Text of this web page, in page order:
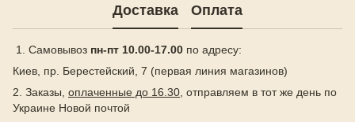
Доставка Оплата
1. Самовывоз пн-пт 10.00-17.00 по адресу:
Киев, пр. Берестейский, 7 (первая линия магазинов)
2. Заказы, оплаченные до 16.30 , отправляем в тот же день по
Украине Новой почтой